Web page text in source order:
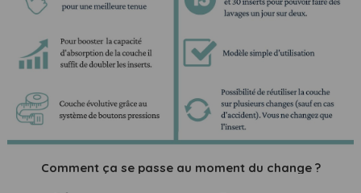
Comment ça se passe au moment du change ?